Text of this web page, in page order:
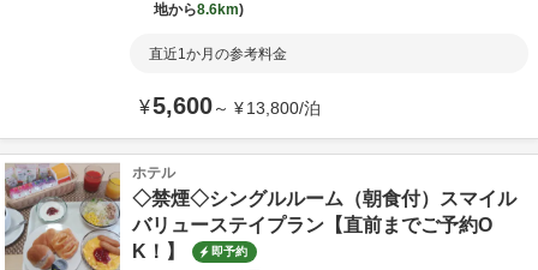
地から8.6km
直近1か月の参考料金
¥5,600～ ¥13,800/泊
ホテル
◇禁煙◇シングルルーム（朝食付）スマイル
バリューステイプラン【直前までご予約O
K！】
即予約